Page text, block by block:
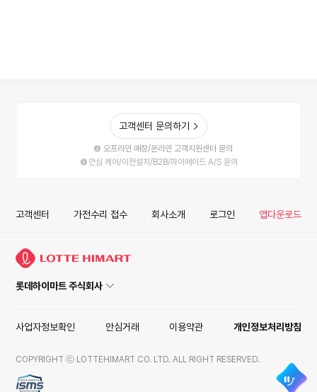
고객센터 문의하기
오프라인 매장/온라인 고객지원센터 문의
안심 케어/이전설치/B2B/하이메이드 A/S 문의
고객센터 가전수리 접수 회사소개 로그인 앱다운로드
롯데하이마트 주식회사
사업자정보확인 안심거래 이용약관 개인정보처리방침
COPYRIGHT ⓒ LOTTEHIMART CO. LTD. ALL RIGHT RESERVED.
ISMS